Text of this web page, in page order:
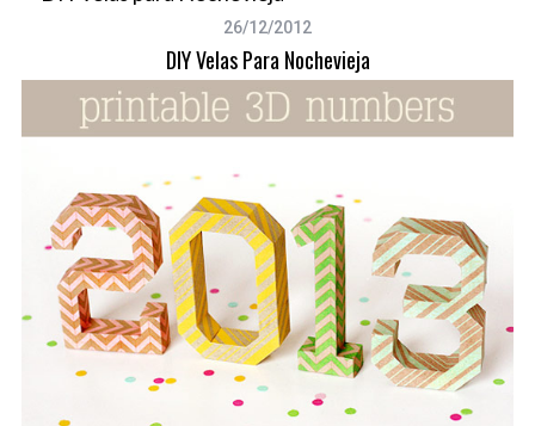
26/12/2012
DIY Velas Para Nochevieja